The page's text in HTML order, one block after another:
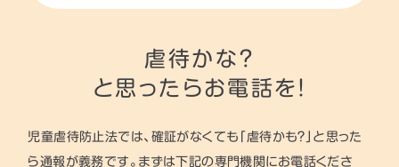
虐待かな？
と思ったらお電話を！
児童虐待防止法では、確証がなくても「虐待かも？」と思った
ら通報が義務です。まずは下記の専門機関にお電話くださ